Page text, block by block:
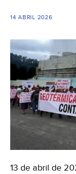
14 ABRIL 2026
13 de abril de